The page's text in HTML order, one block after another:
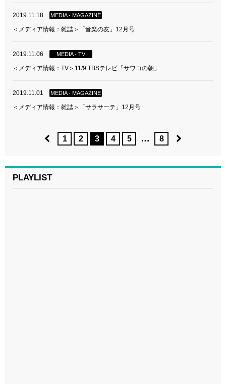
2019.11.18 MEDIA - MAGAZINE
＜メディア情報：雑誌＞「音楽の友」12月号
2019.11.06 MEDIA - TV
＜メディア情報：TV＞11/9 TBSテレビ「サワコの朝」
2019.11.01 MEDIA - MAGAZINE
＜メディア情報：雑誌＞「サラサーテ」12月号
1 2 3 4 5 … 8
PLAYLIST